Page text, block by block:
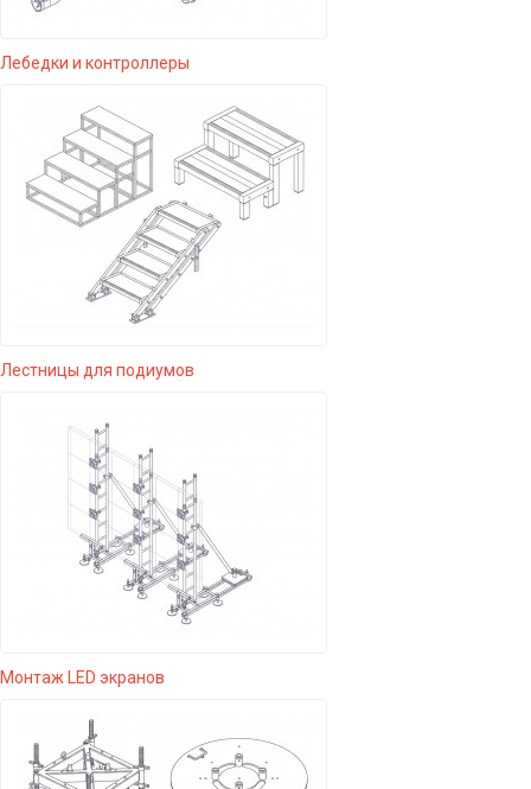
Лебедки и контроллеры
Лестницы для подиумов
Монтаж LED экранов